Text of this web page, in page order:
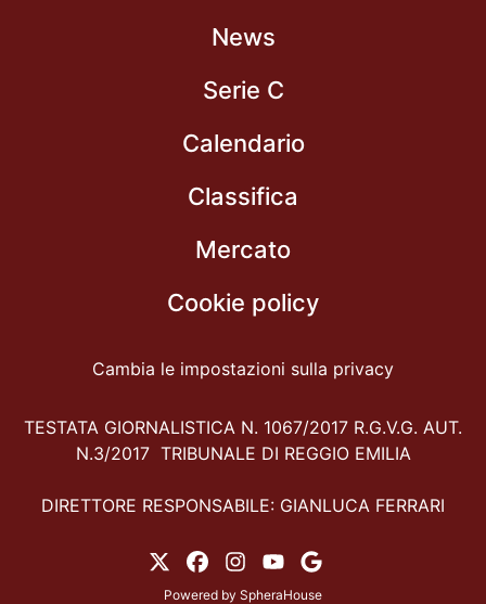
News
Serie C
Calendario
Classifica
Mercato
Cookie policy
Cambia le impostazioni sulla privacy
TESTATA GIORNALISTICA N. 1067/2017 R.G.V.G. AUT.
N.3/2017 TRIBUNALE DI REGGIO EMILIA
DIRETTORE RESPONSABILE: GIANLUCA FERRARI
Powered by SpheraHouse